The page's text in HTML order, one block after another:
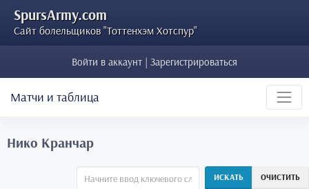
SpursArmy.com
Сайт болельщиков "Тоттенхэм Хотспур"
Войти в аккаунт | Зарегистрироваться
Матчи и таблица
Нико Кранчар
ИСКАТЬ ОЧИСТИТЬ